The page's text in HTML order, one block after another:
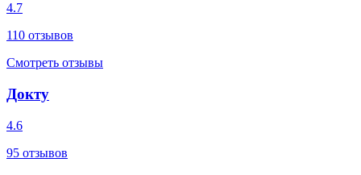
4.7
110 отзывов
Смотреть отзывы
Докту
4.6
95 отзывов